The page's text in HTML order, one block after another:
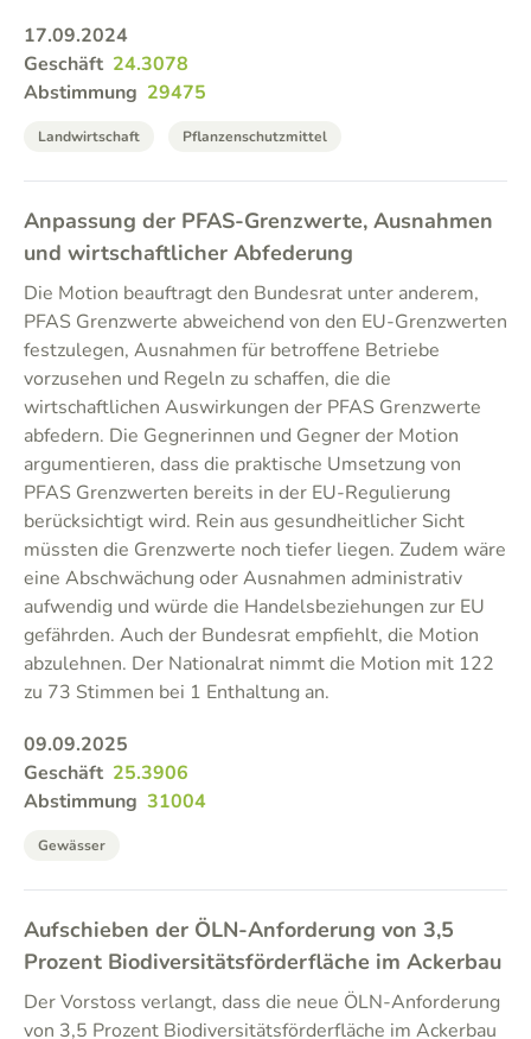
17.09.2024
Geschäft 24.3078
Abstimmung 29475
Landwirtschaft Pflanzenschutzmittel
Anpassung der PFAS-Grenzwerte, Ausnahmen
und wirtschaftlicher Abfederung
Die Motion beauftragt den Bundesrat unter anderem,
PFAS Grenzwerte abweichend von den EU-Grenzwerten
festzulegen, Ausnahmen für betroffene Betriebe
vorzusehen und Regeln zu schaffen, die die
wirtschaftlichen Auswirkungen der PFAS Grenzwerte
abfedern. Die Gegnerinnen und Gegner der Motion
argumentieren, dass die praktische Umsetzung von
PFAS Grenzwerten bereits in der EU-Regulierung
berücksichtigt wird. Rein aus gesundheitlicher Sicht
müssten die Grenzwerte noch tiefer liegen. Zudem wäre
eine Abschwächung oder Ausnahmen administrativ
aufwendig und würde die Handelsbeziehungen zur EU
gefährden. Auch der Bundesrat empfiehlt, die Motion
abzulehnen. Der Nationalrat nimmt die Motion mit 122
zu 73 Stimmen bei 1 Enthaltung an.
09.09.2025
Geschäft 25.3906
Abstimmung 31004
Gewässer
Aufschieben der ÖLN-Anforderung von 3,5
Prozent Biodiversitätsförderfläche im Ackerbau
Der Vorstoss verlangt, dass die neue ÖLN-Anforderung
von 3,5 Prozent Biodiversitätsförderfläche im Ackerbau